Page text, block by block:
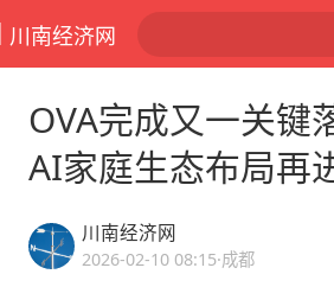
川南经济网
OVA完成又一关键
AI家庭生态布局再
川南经济网
2026-02-10 08:15·成都